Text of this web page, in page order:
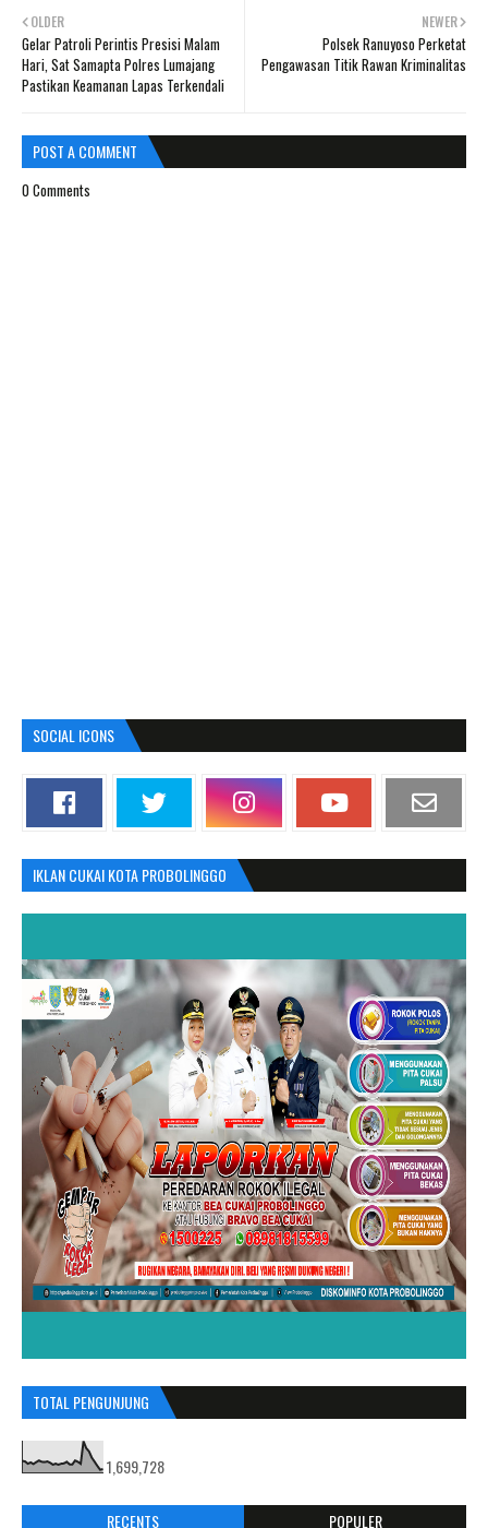
NEWER
Polsek Ranuyoso Perketat
Pengawasan Titik Rawan Kriminalitas
OLDER
Gelar Patroli Perintis Presisi Malam
Hari, Sat Samapta Polres Lumajang
Pastikan Keamanan Lapas Terkendali
POST A COMMENT
0 Comments
SOCIAL ICONS
IKLAN CUKAI KOTA PROBOLINGGO
TOTAL PENGUNJUNG
1,699,728
RECENTS POPULER